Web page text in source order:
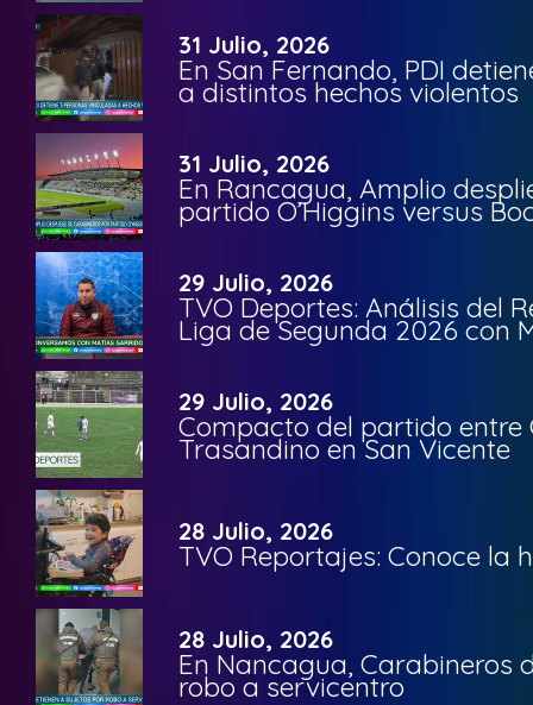
31 Julio, 2026
En San Fernando, PDI
a distintos hechos violentos
31 Julio, 2026
En Rancagua, Amplio
partido O’Higgins versus
29 Julio, 2026
TVO Deportes: Análisis del
Liga de Segunda 2026 con
29 Julio, 2026
Compacto del partido entre
Trasandino en San Vicente
28 Julio, 2026
TVO Reportajes: Conoce la
28 Julio, 2026
En Nancagua, Carabineros
robo a servicentro